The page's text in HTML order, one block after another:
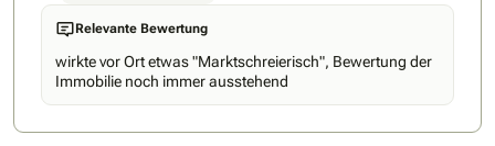
Relevante Bewertung
wirkte vor Ort etwas "Marktschreierisch", Bewertung der
Immobilie noch immer ausstehend